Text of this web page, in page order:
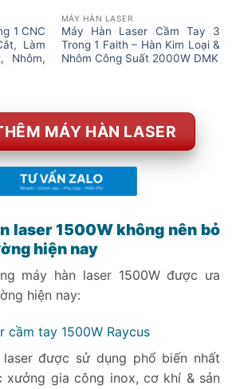
1 CNC
Làm
Nhôm,
MÁY HÀN LASER
Máy Hàn Laser Cầm Tay 3
Trong 1 Faith – Hàn Kim Loại &
Nhôm Công Suất 2000W DMK
MÁY HÀN LASER
laser 1500W không nên bỏ
hiện nay
máy hàn laser 1500W được ưa
hiện nay:
cầm tay 1500W Raycus
được sử dụng phổ biến nhất
xưởng gia công inox, cơ khí & sản